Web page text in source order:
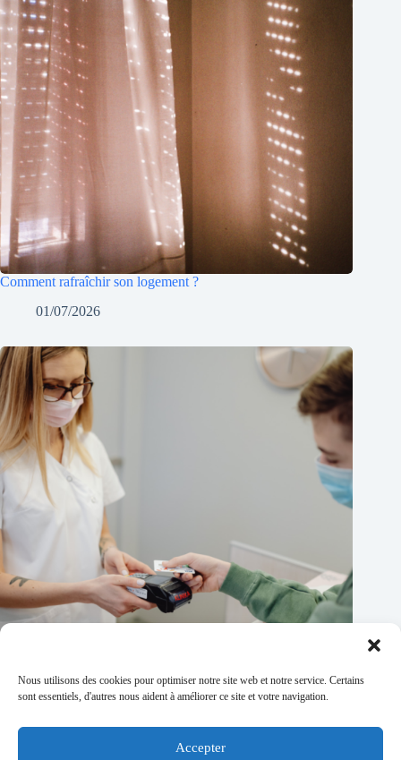
Nous utilisons des cookies pour optimiser notre site web et notre service. Certains
sont essentiels, d'autres nous aident à améliorer ce site et votre navigation.
Accepter
Comment rafraîchir son logement ?
01/07/2026
Santé : comment freiner les dépassements d’honoraires ?